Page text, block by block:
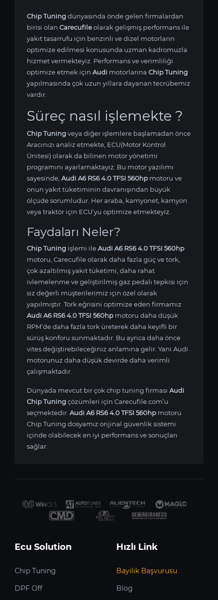
Chip Tuningdünyasında önde gelen firmalardan
birisi olan Carecufileolarak gelişmiş performans ile
yakıt tasarrufu için benzinli ve dizel motorların
optimize edilmesi konusunda uzman kadromuzla
hizmet vermekteyiz. Performans ve verimliliği
optimize etmek için Audi motorlarına Chip Tuning
yapılmasında çok uzun yıllara dayanan tecrübemiz
vardır.
Süreç nasıl işlemekte ?
Chip Tuningveya diğer işlemlere başlamadan önce
Aracınızı analiz etmekte, ECU(Motor Kontrol
Ünitesi) olarak da bilinen motor yönetimi
programını ayarlamaktayız. Bu motor yazılımı
sayesinde, Audi A6 RS6 4.0 TFSI 560hp motoru ve
onun yakıt tüketiminin davranışından büyük
ölçüde sorumludur. Her araba, kamyonet, kamyon
veya traktör için ECU’yu optimize etmekteyiz.
Faydaları Neler?
Chip Tuning işlemi ileAudi A6 RS6 4.0 TFSI 560hp
motoru, Carecufile olarak daha fazla güç ve tork,
çok azaltılmış yakıt tüketimi, daha rahat
ivlemelenme ve geliştirilmiş gaz pedalı tepkisi için
siz değerli müşterilerimiz için özel olarak
yapılmıştır. Tork eğrisini optimize eden firmamız
Audi A6 RS6 4.0 TFSI 560hp motoru daha düşük
RPM’de daha fazla tork üreterek daha keyifli bir
sürüş konforu sunmaktadır. Bu ayrıca daha önce
vites değiştirebileceğiniz anlamına gelir. Yani Audi
motorunuz daha düşük devirde daha verimli
çalışmaktadır.
Dünyada mevcut bir çok chip tuning firması Audi
Chip Tuningçözümleri için Carecufile.com’u
seçmektedir. Audi A6 RS6 4.0 TFSI 560hp motoru
Chip Tuning dosyamız orijinal güvenlik sistemi
içinde olabilecek en iyi performans ve sonuçları
sağlar.
Ecu Solution
Chip Tuning
DPF Off
Hızlı Link
Bayilik Başvurusu
Blog